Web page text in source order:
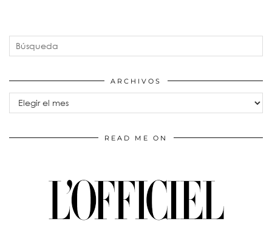
ARCHIVOS
Archivos
READ ME ON